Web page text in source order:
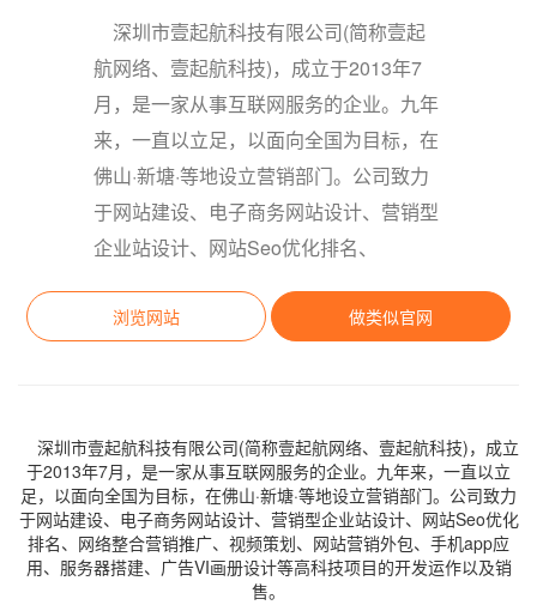
深圳市壹起航科技有限公司(简称壹起
航网络、壹起航科技)，成立于2013年7
月，是一家从事互联网服务的企业。九年
来，一直以立足，以面向全国为目标，在
佛山·新塘·等地设立营销部门。公司致力
于网站建设、电子商务网站设计、营销型
企业站设计、网站Seo优化排名、
浏览网站 做类似官网
深圳市壹起航科技有限公司(简称壹起航网络、壹起航科技)，成立
于2013年7月，是一家从事互联网服务的企业。九年来，一直以立
足，以面向全国为目标，在佛山·新塘·等地设立营销部门。公司致力
于网站建设、电子商务网站设计、营销型企业站设计、网站Seo优化
排名、网络整合营销推广、视频策划、网站营销外包、手机app应
用、服务器搭建、广告VI画册设计等高科技项目的开发运作以及销
售。